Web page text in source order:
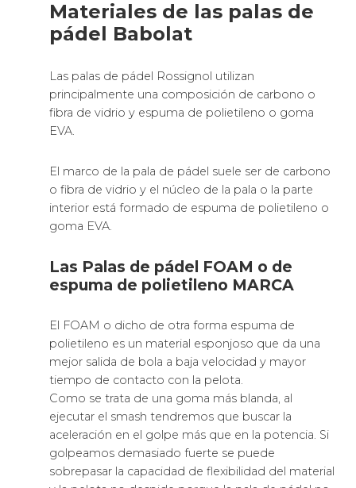
Materiales de las palas de
pádel Babolat
Las palas de pádel Rossignol utilizan
principalmente una composición de carbono o
fibra de vidrio y espuma de polietileno o goma
EVA.
El marco de la pala de pádel suele ser de carbono
o fibra de vidrio y el núcleo de la pala o la parte
interior está formado de espuma de polietileno o
goma EVA.
Las Palas de pádel FOAM o de
espuma de polietileno MARCA
El FOAM o dicho de otra forma espuma de
polietileno es un material esponjoso que da una
mejor salida de bola a baja velocidad y mayor
tiempo de contacto con la pelota.
Como se trata de una goma más blanda, al
ejecutar el smash tendremos que buscar la
aceleración en el golpe más que en la potencia. Si
golpeamos demasiado fuerte se puede
sobrepasar la capacidad de flexibilidad del material